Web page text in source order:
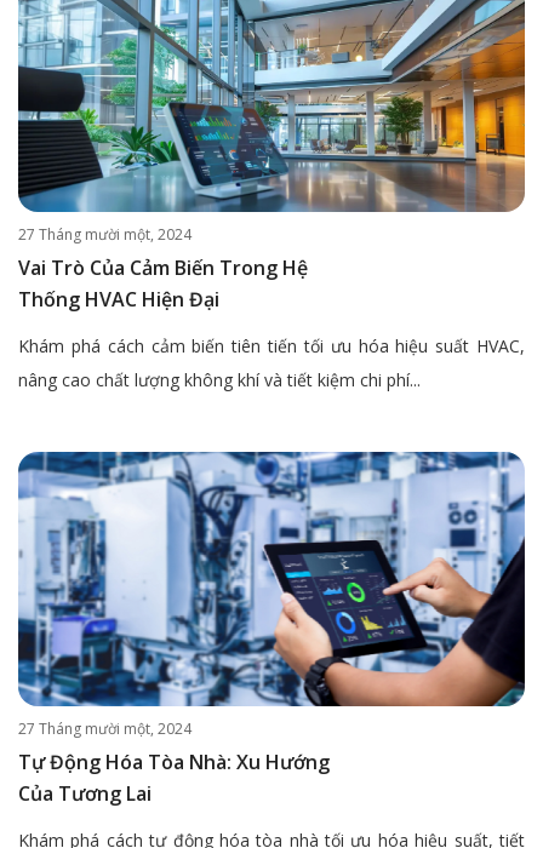
27 Tháng mười một, 2024
Vai Trò Của Cảm Biến Trong Hệ
Thống HVAC Hiện Đại
Khám phá cách cảm biến tiên tiến tối ưu hóa hiệu suất HVAC,
nâng cao chất lượng không khí và tiết kiệm chi phí...
27 Tháng mười một, 2024
Tự Động Hóa Tòa Nhà: Xu Hướng
Của Tương Lai
Khám phá cách tự động hóa tòa nhà tối ưu hóa hiệu suất, tiết